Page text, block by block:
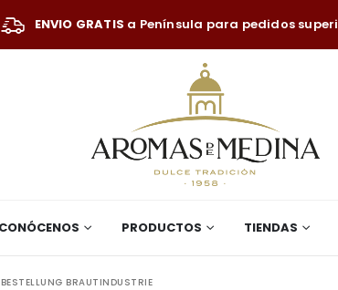
ENVIO GRATIS a Península para pedidos
CONÓCENOS PRODUCTOS TIENDAS
BRAUTINDUSTRIE